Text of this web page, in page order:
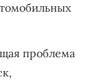
проблема